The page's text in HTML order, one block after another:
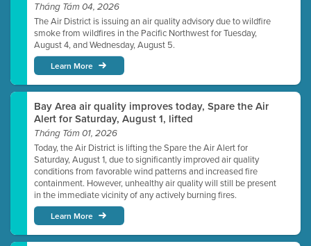
Tháng Tám 04, 2026
The Air District is issuing an air quality advisory due to wildfire
smoke from wildfires in the Pacific Northwest for Tuesday,
August 4, and Wednesday, August 5.
Learn More
Bay Area air quality improves today, Spare the Air
Alert for Saturday, August 1, lifted
Tháng Tám 01, 2026
Today, the Air District is lifting the Spare the Air Alert for
Saturday, August 1, due to significantly improved air quality
conditions from favorable wind patterns and increased fire
containment. However, unhealthy air quality will still be present
in the immediate vicinity of any actively burning fires.
Learn More